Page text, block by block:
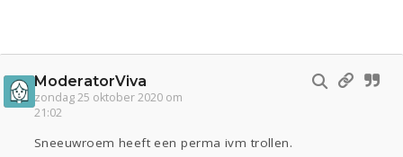
ModeratorViva
zondag 25 oktober 2020 om
21:02
Sneeuwroem heeft een perma ivm trollen.